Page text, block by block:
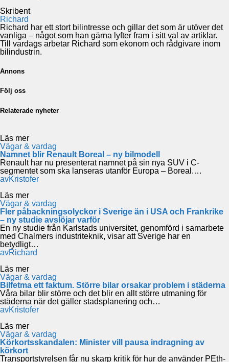
Skribent
Richard
Richard har ett stort bilintresse och gillar det som är utöver det
vanliga – något som han gärna lyfter fram i sitt val av artiklar.
Till vardags arbetar Richard som ekonom och rådgivare inom
bilindustrin.
Annons
Följ oss
Relaterade nyheter
Läs mer
Vägar & vardag
Namnet blir Renault Boreal – ny bilmodell
Renault har nu presenterat namnet på sin nya SUV i C-
segmentet som ska lanseras utanför Europa – Boreal.…
avKristofer
Läs mer
Vägar & vardag
Fler påbackningsolyckor i Sverige än i USA och Frankrike
– ny studie avslöjar varför
En ny studie från Karlstads universitet, genomförd i samarbete
med Chalmers industriteknik, visar att Sverige har en
betydligt…
avRichard
Läs mer
Vägar & vardag
Bilfetma ett faktum. Större bilar orsakar problem i städerna
Våra bilar blir större och det blir en allt större utmaning för
städerna när det gäller stadsplanering och…
avKristofer
Läs mer
Vägar & vardag
Körkortsskandalen: Minister vill pausa indragning av
körkort
Transportstyrelsen får nu skarp kritik för hur de använder PEth-